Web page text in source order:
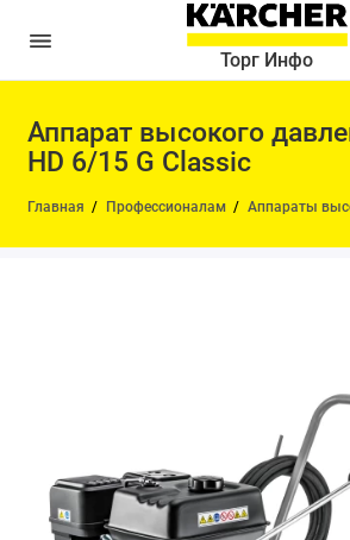
Торг Инфо
Аппарат высокого
HD 6/15 G Classic
Главная Профессионалам Аппараты